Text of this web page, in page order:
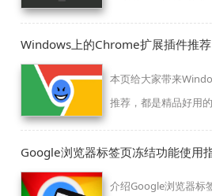
Windows上的Chrome扩展插件推荐
本页给大家带来
推荐，都是精品好用的
Google浏览器标签页冻结功能使用
介绍Google浏览器标